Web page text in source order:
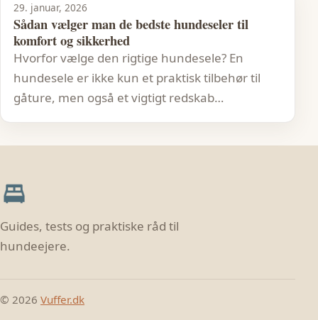
29. januar, 2026
Sådan vælger man de bedste hundeseler til
komfort og sikkerhed
Hvorfor vælge den rigtige hundesele? En
hundesele er ikke kun et praktisk tilbehør til
gåture, men også et vigtigt redskab…
Guides, tests og praktiske råd til
hundeejere.
© 2026 Vuffer.dk